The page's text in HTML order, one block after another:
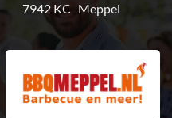
7942 KC Meppel